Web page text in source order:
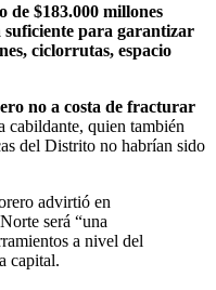
de $183.000 millones
suficiente para garantizar
ciclorrutas, espacio
no a costa de fracturar
cabildante, quien también
del Distrito no habrían sido
advirtió en
será “una
a nivel del
capital.